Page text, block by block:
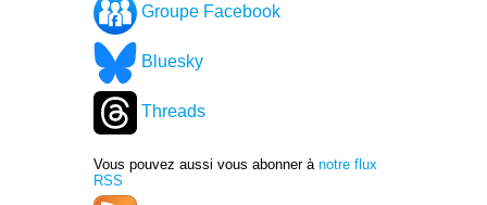
Groupe Facebook
Bluesky
Threads
Vous pouvez aussi vous abonner à notre flux
RSS